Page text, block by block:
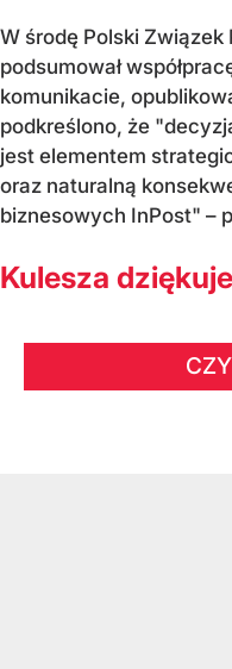
W środę Polski Związek
podsumował
komunikacie,
podkreślono, że
jest elementem
oraz naturalną
biznesowych InPost" –
Kulesza